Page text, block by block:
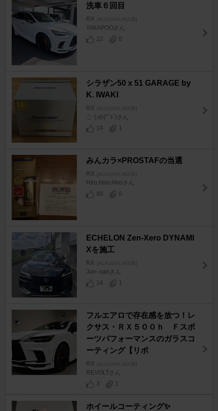
洗車６回目
RX [ALA10/ALH10系]
TAKAPOOさん
22
0
シラザン50 x 51 GARAGE by
K. IWAKI
RX [ALA10/ALH10系]
こうめ(*´з`)さん
14
1
みんカラ×PROSTAFの当選
RX [ALA10/ALH10系]
Hiro.Hiro.Hiroさん
80
0
ECHELON Zen-Xero DYNAMI
Xを施工
RX [ALA10/ALH10系]
Jun--sanさん
14
1
フルエアロで存在感を放つ！レ
クサス・ＲＸ５００ｈ Ｆスポ
ーツパフォーマンスのガラスコ
ーティング【リボ
RX [ALA10/ALH10系]
REVOLTさん
3
1
ホイールコーティング✨